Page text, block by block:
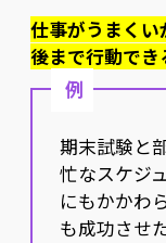
仕事がうまく
後まで行動でき
例
期末試験と
忙なスケジ
にもかかわ
も成功させた